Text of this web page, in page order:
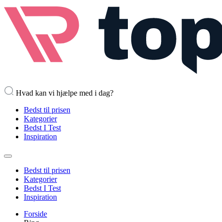
Hvad kan vi hjælpe med i dag?
Bedst til prisen
Kategorier
Bedst I Test
Inspiration
Bedst til prisen
Kategorier
Bedst I Test
Inspiration
Forside